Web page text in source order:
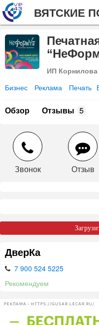
ВЯТСКИЕ
ИП
Бизнес Реклама Печать
Обзор Отзывы 5
Звонок Отзыв
ДверКа
7 900 524 5225
Рекомендуем
РЕКЛАМА • HTTPS://GUSAR.LECAR.RU/